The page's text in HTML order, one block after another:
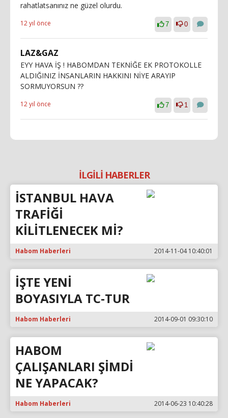
rahatlatsanınız ne güzel olurdu.
12 yıl önce 7 0
LAZ&GAZ
EYY HAVA İŞ ! HABOMDAN TEKNİĞE EK PROTOKOLLE
ALDIĞINIZ İNSANLARIN HAKKINI NİYE ARAYIP
SORMUYORSUN ??
12 yıl önce 7 1
İLGİLİ HABERLER
İSTANBUL HAVA
TRAFİĞİ
KİLİTLENECEK Mİ?
Habom Haberleri 2014-11-04 10:40:01
İŞTE YENİ
BOYASIYLA TC-TUR
Habom Haberleri 2014-09-01 09:30:10
HABOM
ÇALIŞANLARI ŞİMDİ
NE YAPACAK?
Habom Haberleri 2014-06-23 10:40:28